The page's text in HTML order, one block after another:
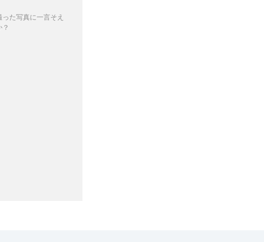
た写真に一言そえ